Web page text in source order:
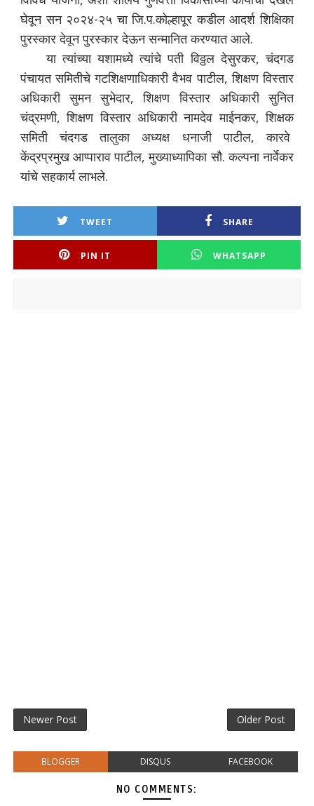
घेवून सन २०२४-२५ चा जि.प.कोल्हापूर कडील आदर्श शिक्षिका
पुरस्कार देवून पुरस्कार देऊन सन्मानित करण्यात आले.
या त्यांच्या यशामध्ये त्यांचे पती विठ्ठल देसुरकर, चंदगड
पंचायत समितीचे गटशिक्षणाधिकारी वैभव पाटील, शिक्षण विस्तार
अधिकारी सुमन सुभेदार, शिक्षण विस्तार अधिकारी सुनित
चंद्रमणी, शिक्षण विस्तार अधिकारी नामदेव माईनकर, शिक्षक
समिती चंदगड तालुका अध्यक्ष धनाजी पाटील, कारवे
केंद्रप्रमुख आप्पाराव पाटील, मुख्याध्यापिका सौ. कल्पना नार्वेकर
यांचे सहकार्य लाभले.
TWEET SHARE
PIN IT WHATSAPP
Newer Post Older Post
BLOGGER DISQUS FACEBOOK
NO COMMENTS: